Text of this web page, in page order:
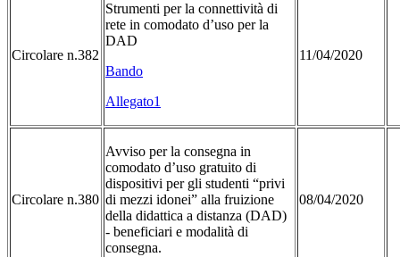
Circolare n.382
Strumenti per la connettività di
rete in comodato d’uso per la
DAD
Bando
Allegato1
11/04/2020
Circolare n.380
Avviso per la consegna in
comodato d’uso gratuito di
dispositivi per gli studenti “privi
di mezzi idonei” alla fruizione
della didattica a distanza (DAD)
- beneficiari e modalità di
consegna.
08/04/2020